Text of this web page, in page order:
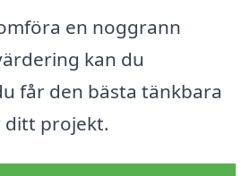
en noggrann
kan du
får den bästa tänkbara
ditt projekt.